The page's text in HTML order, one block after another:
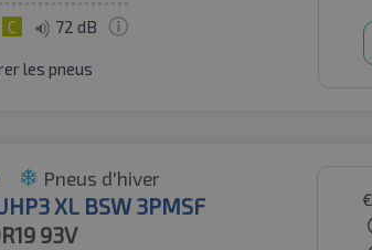
C 72 dB
les pneus
Pneus d'hiver
XL BSW 3PMSF
93V
€